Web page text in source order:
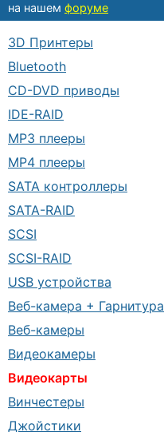
на нашем форуме
3D Принтеры
Bluetooth
CD-DVD приводы
IDE-RAID
MP3 плееры
MP4 плееры
SATA контроллеры
SATA-RAID
SCSI
SCSI-RAID
USB устройства
Веб-камера + Гарнитура
Веб-камеры
Видеокамеры
Видеокарты
Винчестеры
Джойстики